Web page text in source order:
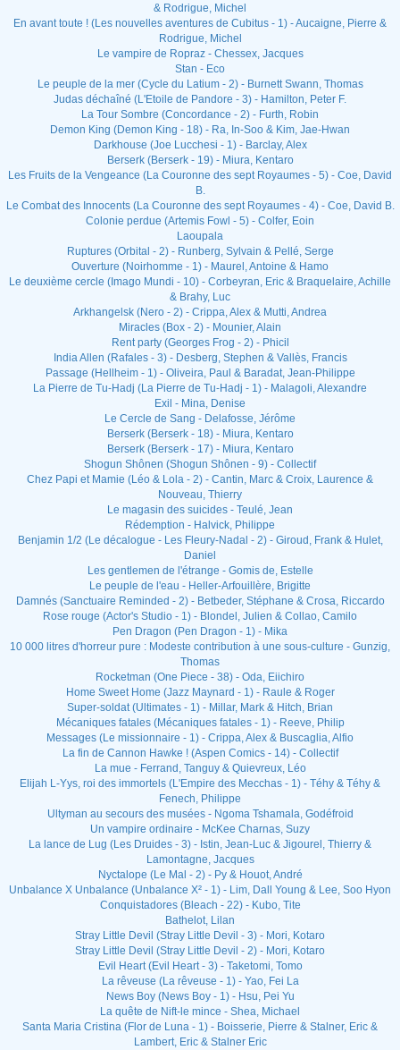
& Rodrigue, Michel
En avant toute ! (Les nouvelles aventures de Cubitus - 1) - Aucaigne, Pierre &
Rodrigue, Michel
Le vampire de Ropraz - Chessex, Jacques
Stan - Eco
Le peuple de la mer (Cycle du Latium - 2) - Burnett Swann, Thomas
Judas déchaîné (L'Etoile de Pandore - 3) - Hamilton, Peter F.
La Tour Sombre (Concordance - 2) - Furth, Robin
Demon King (Demon King - 18) - Ra, In-Soo & Kim, Jae-Hwan
Darkhouse (Joe Lucchesi - 1) - Barclay, Alex
Berserk (Berserk - 19) - Miura, Kentaro
Les Fruits de la Vengeance (La Couronne des sept Royaumes - 5) - Coe, David
B.
Le Combat des Innocents (La Couronne des sept Royaumes - 4) - Coe, David B.
Colonie perdue (Artemis Fowl - 5) - Colfer, Eoin
Laoupala
Ruptures (Orbital - 2) - Runberg, Sylvain & Pellé, Serge
Ouverture (Noirhomme - 1) - Maurel, Antoine & Hamo
Le deuxième cercle (Imago Mundi - 10) - Corbeyran, Eric & Braquelaire, Achille
& Brahy, Luc
Arkhangelsk (Nero - 2) - Crippa, Alex & Mutti, Andrea
Miracles (Box - 2) - Mounier, Alain
Rent party (Georges Frog - 2) - Phicil
India Allen (Rafales - 3) - Desberg, Stephen & Vallès, Francis
Passage (Hellheim - 1) - Oliveira, Paul & Baradat, Jean-Philippe
La Pierre de Tu-Hadj (La Pierre de Tu-Hadj - 1) - Malagoli, Alexandre
Exil - Mina, Denise
Le Cercle de Sang - Delafosse, Jérôme
Berserk (Berserk - 18) - Miura, Kentaro
Berserk (Berserk - 17) - Miura, Kentaro
Shogun Shônen (Shogun Shônen - 9) - Collectif
Chez Papi et Mamie (Léo & Lola - 2) - Cantin, Marc & Croix, Laurence &
Nouveau, Thierry
Le magasin des suicides - Teulé, Jean
Rédemption - Halvick, Philippe
Benjamin 1/2 (Le décalogue - Les Fleury-Nadal - 2) - Giroud, Frank & Hulet,
Daniel
Les gentlemen de l'étrange - Gomis de, Estelle
Le peuple de l'eau - Heller-Arfouillère, Brigitte
Damnés (Sanctuaire Reminded - 2) - Betbeder, Stéphane & Crosa, Riccardo
Rose rouge (Actor's Studio - 1) - Blondel, Julien & Collao, Camilo
Pen Dragon (Pen Dragon - 1) - Mika
10 000 litres d'horreur pure : Modeste contribution à une sous-culture - Gunzig,
Thomas
Rocketman (One Piece - 38) - Oda, Eiichiro
Home Sweet Home (Jazz Maynard - 1) - Raule & Roger
Super-soldat (Ultimates - 1) - Millar, Mark & Hitch, Brian
Mécaniques fatales (Mécaniques fatales - 1) - Reeve, Philip
Messages (Le missionnaire - 1) - Crippa, Alex & Buscaglia, Alfio
La fin de Cannon Hawke ! (Aspen Comics - 14) - Collectif
La mue - Ferrand, Tanguy & Quievreux, Léo
Elijah L-Yys, roi des immortels (L'Empire des Mecchas - 1) - Téhy & Téhy &
Fenech, Philippe
Ultyman au secours des musées - Ngoma Tshamala, Godéfroid
Un vampire ordinaire - McKee Charnas, Suzy
La lance de Lug (Les Druides - 3) - Istin, Jean-Luc & Jigourel, Thierry &
Lamontagne, Jacques
Nyctalope (Le Mal - 2) - Py & Houot, André
Unbalance X Unbalance (Unbalance X² - 1) - Lim, Dall Young & Lee, Soo Hyon
Conquistadores (Bleach - 22) - Kubo, Tite
Bathelot, Lilan
Stray Little Devil (Stray Little Devil - 3) - Mori, Kotaro
Stray Little Devil (Stray Little Devil - 2) - Mori, Kotaro
Evil Heart (Evil Heart - 3) - Taketomi, Tomo
La rêveuse (La rêveuse - 1) - Yao, Fei La
News Boy (News Boy - 1) - Hsu, Pei Yu
La quête de Nift-le mince - Shea, Michael
Santa Maria Cristina (Flor de Luna - 1) - Boisserie, Pierre & Stalner, Eric &
Lambert, Eric & Stalner Eric